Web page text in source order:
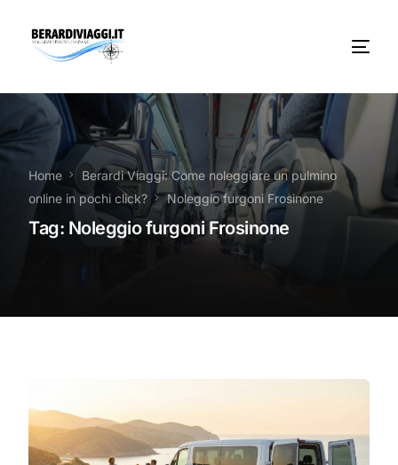
Home
Berardi Viaggi: Come noleggiare un pulmino
online in pochi click?
Noleggio furgoni Frosinone
Tag: Noleggio furgoni Frosinone
Chi Siamo
Noleggio
Autobus servizi
Vacanze Viaggi Frosinone